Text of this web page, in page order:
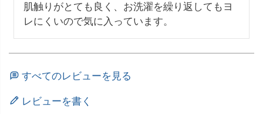
肌触りがとても良く、お洗濯を繰り返してもヨ
レにくいので気に入っています。
すべてのレビューを見る
レビューを書く